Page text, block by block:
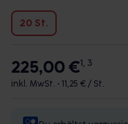
20 St.
225,00 €1, 3
inkl. MwSt. • 11,25 € / St.